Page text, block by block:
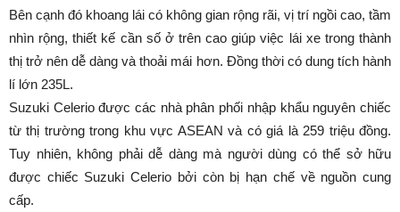
Bên cạnh đó khoang lái có không gian rộng rãi, vị trí ngồi cao, tầm
nhìn rộng, thiết kế cần số ở trên cao giúp việc lái xe trong thành
thị trở nên dễ dàng và thoải mái hơn. Đồng thời có dung tích hành
lí lớn 235L.
Suzuki Celerio được các nhà phân phối nhập khẩu nguyên chiếc
từ thị trường trong khu vực ASEAN và có giá là 259 triệu đồng.
Tuy nhiên, không phải dễ dàng mà người dùng có thể sở hữu
được chiếc Suzuki Celerio bởi còn bị hạn chế về nguồn cung
cấp.